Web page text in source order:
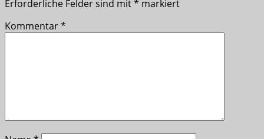
Erforderliche Felder sind mit* markiert
Kommentar*